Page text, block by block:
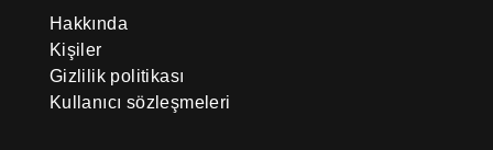
Hakkında
Kişiler
Gizlilik politikası
Kullanıcı sözleşmeleri